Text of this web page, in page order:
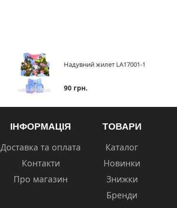
Надувний жилет LA17001-1
90 грн.
ІНФОРМАЦІЯ
Доставка та оплата
Контакти
Про магазин
ТОВАРИ
Каталог
Новинки
Знижки
Бренди